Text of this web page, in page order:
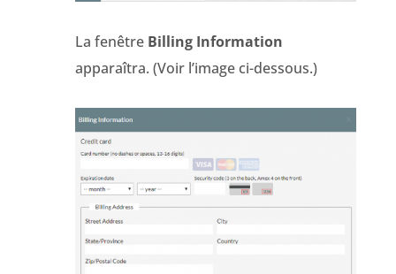
La fenêtre Billing Information
apparaîtra. (Voir l’image ci-dessous.)